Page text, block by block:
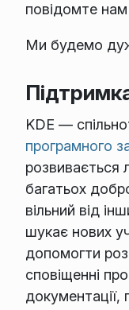
повідомте
Ми будемо
KDE —
програмного
розвивається
багатьох
вільний від
шукає нових
допомогти
сповіщенні
документації,